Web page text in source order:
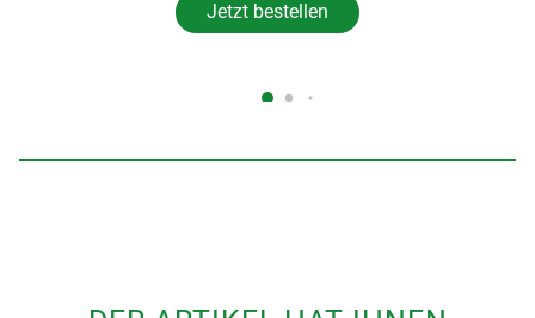
Jetzt bestellen